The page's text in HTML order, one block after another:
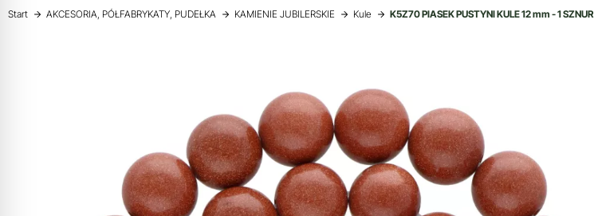
Start AKCESORIA, PÓŁFABRYKATY, PUDEŁKA KAMIENIE JUBILERSKIE Kule K5Z70 PIASEK PUSTYNI KULE 12 mm - 1 SZNUR